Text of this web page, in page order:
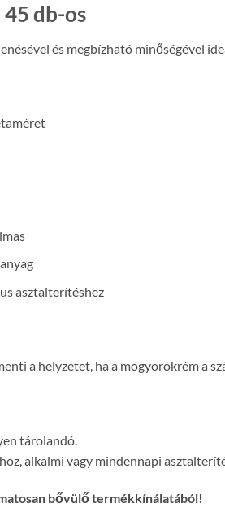
db-os
és megbízható minőségével
asztalterítéshez
a helyzetet, ha a mogyorókrém a
tárolandó.
alkalmi vagy mindennapi
bővülő termékkínálatából!